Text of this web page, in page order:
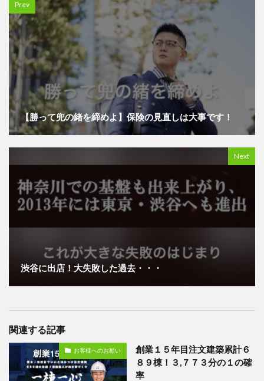
Prev
【勝って兜の緒を締めよ】保険の見直しは大事です！
Next
渋谷に出店！大失敗した過去・・・
関連する記事
お客様へのお願い
創業１５年目注文建築累計６
８９棟！３,７７３分の１の確
率